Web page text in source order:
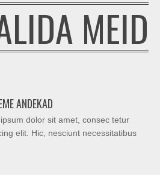
MEID
ANDEKAD
dolor sit amet, consec tetur
elit. Hic, nesciunt necessitatibus